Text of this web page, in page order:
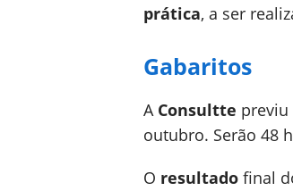
prática, a ser
Gabaritos
A Consultte previu
outubro. Serão 48
O resultado final